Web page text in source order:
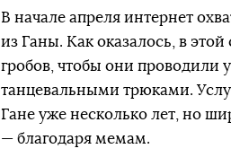
В начале апреля интернет
из Ганы. Как оказалось, в
гробов, чтобы они проводили
танцевальными трюками.
Гане уже несколько лет, но
— благодаря мемам.